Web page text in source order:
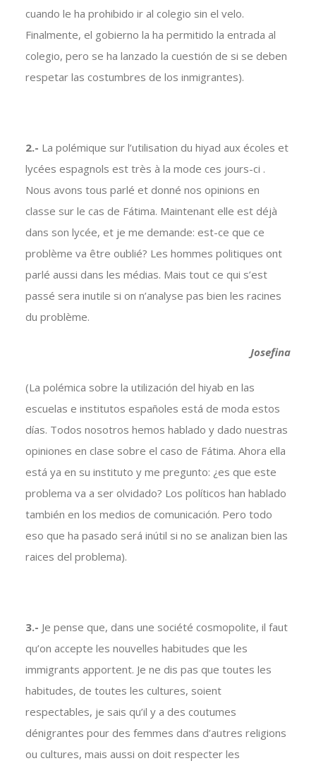
cuando le ha prohibido ir al colegio sin el velo.
Finalmente, el gobierno la ha permitido la entrada al
colegio, pero se ha lanzado la cuestión de si se deben
respetar las costumbres de los inmigrantes).
2.- La polémique sur l’utilisation du hiyad aux écoles et
lycées espagnols est très à la mode ces jours-ci .
Nous avons tous parlé et donné nos opinions en
classe sur le cas de Fátima. Maintenant elle est déjà
dans son lycée, et je me demande: est-ce que ce
problème va être oublié? Les hommes politiques ont
parlé aussi dans les médias. Mais tout ce qui s’est
passé sera inutile si on n’analyse pas bien les racines
du problème.
Josefina
(La polémica sobre la utilización del hiyab en las
escuelas e institutos españoles está de moda estos
días. Todos nosotros hemos hablado y dado nuestras
opiniones en clase sobre el caso de Fátima. Ahora ella
está ya en su instituto y me pregunto: ¿es que este
problema va a ser olvidado? Los políticos han hablado
también en los medios de comunicación. Pero todo
eso que ha pasado será inútil si no se analizan bien las
raices del problema).
3.- Je pense que, dans une société cosmopolite, il faut
qu’on accepte les nouvelles habitudes que les
immigrants apportent. Je ne dis pas que toutes les
habitudes, de toutes les cultures, soient
respectables, je sais qu’il y a des coutumes
dénigrantes pour des femmes dans d’autres religions
ou cultures, mais aussi on doit respecter les